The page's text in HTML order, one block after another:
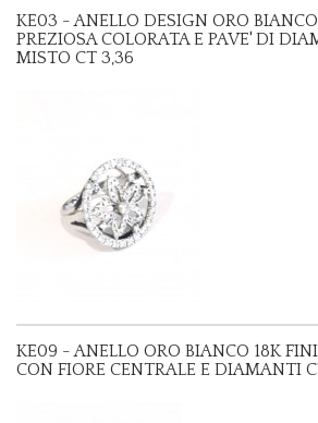
KE03 - ANELLO DESIGN ORO
PREZIOSA COLORATA E PAVE' DI
MISTO CT 3,36
KE09 - ANELLO ORO BIANCO 18K
CON FIORE CENTRALE E DIAMANTI